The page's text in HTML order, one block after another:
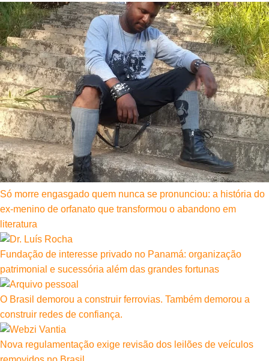
Só morre engasgado quem nunca se pronunciou: a história do
ex-menino de orfanato que transformou o abandono em
literatura
Fundação de interesse privado no Panamá: organização
patrimonial e sucessória além das grandes fortunas
O Brasil demorou a construir ferrovias. Também demorou a
construir redes de confiança.
Nova regulamentação exige revisão dos leilões de veículos